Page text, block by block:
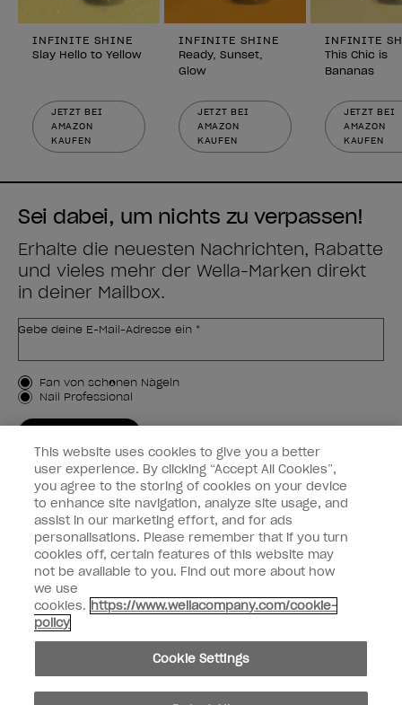
INFINITE SHINE
Slay Hello to Yellow
JETZT BEI
AMAZON
KAUFEN
INFINITE SHINE
Ready, Sunset,
Glow
JETZT BEI
AMAZON
KAUFEN
INFINITE
This Chic is
Bananas
JETZT BEI
AMAZON
KAUFEN
Sei dabei, um nichts zu verpassen!
Erhalte die neuesten Nachrichten, Rabatte
und vieles mehr der Wella-Marken direkt
in deiner Mailbox.
Gebe deine E-Mail-Adresse ein *
Kundenart
Fan von schönen Nägeln
Nail Professional
Kundeninformationen
Vernetzen
facebookinstagram
Teilen oder verkaufen Sie keine persönlichen Informationen.
Kalifornisches Gesetz zur Transparenz in der Lieferkette
© Copyright 2024, Wella Operations US LLC, Alle Rechte vorbehalten.
This website uses cookies to give you a better
user experience. By clicking “Accept All Cookies”,
you agree to the storing of cookies on your device
to enhance site navigation, analyze site usage, and
assist in our marketing effort, and for ads
personalisations. Please remember that if you turn
cookies off, certain features of this website may
not be available to you. Find out more about how
we use
cookies. https://www.wellacompany.com/cookie-
policy
Cookie Settings